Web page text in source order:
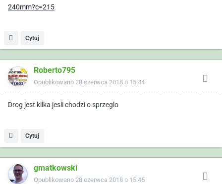
240mm?c=215
Cytuj
Roberto795
Opublikowano 28 czerwca 2018 o 15:44
Drog jest kilka jesli chodzi o sprzeglo
Cytuj
gmatkowski
Opublikowano 28 czerwca 2018 o 15:45